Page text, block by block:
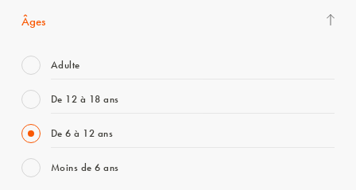
Âges
Adulte
De 12 à 18 ans
De 6 à 12 ans
Moins de 6 ans